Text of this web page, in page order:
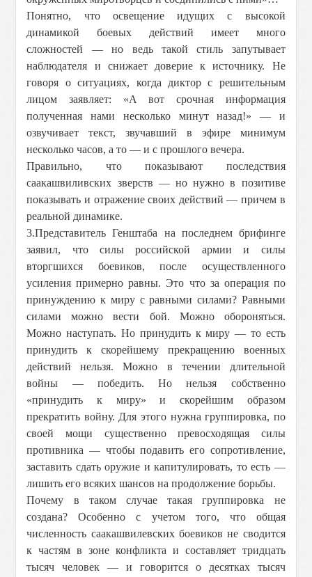
Понятно, что освещение идущих с высокой
динамикой боевых действий имеет много
сложностей — но ведь такой стиль запутывает
наблюдателя и снижает доверие к источнику. Не
говоря о ситуациях, когда диктор с решительным
лицом заявляет: «А вот срочная информация
полученная нами несколько минут назад!» — и
озвучивает текст, звучавший в эфире минимум
несколько часов, а то — и с прошлого вечера.
Правильно, что показывают последствия
саакашвиливских зверств — но нужно в позитиве
показывать и отражение своих действий — причем в
реальной динамике.
3.Представитель Генштаба на последнем брифинге
заявил, что силы российской армии и силы
вторгшихся боевиков, после осуществленного
усиления примерно равны. Это что за операция по
принуждению к миру с равными силами? Равными
силами можно вести бой. Можно обороняться.
Можно наступать. Но принудить к миру — то есть
принудить к скорейшему прекращению военных
действий нельзя. Можно в течении длительной
войны — победить. Но нельзя собственно
«принудить к миру» и скорейшим образом
прекратить войну. Для этого нужна группировка, по
своей мощи существенно превосходящая силы
противника — чтобы подавить его сопротивление,
заставить сдать оружие и капитулировать, то есть —
лишить его всяких шансов на продолжение борьбы.
Почему в таком случае такая группировка не
создана? Особенно с учетом того, что общая
численность саакашвилевских боевиков не сводится
к частям в зоне конфликта и составляет тридцать
тысяч человек — и говорится о десятках тысяч